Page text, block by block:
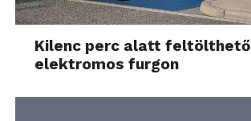
Kilenc perc alatt feltölthető
elektromos furgon